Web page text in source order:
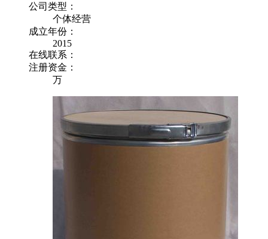
公司类型：
个体经营
成立年份：
2015
在线联系：
注册资金：
万